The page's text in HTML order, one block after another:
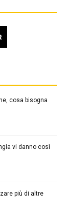
cosa bisogna
vi danno così
più di altre